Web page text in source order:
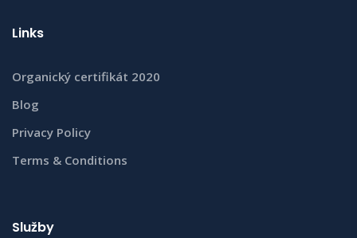
Links
Organický certifikát 2020
Blog
Privacy Policy
Terms & Conditions
Služby